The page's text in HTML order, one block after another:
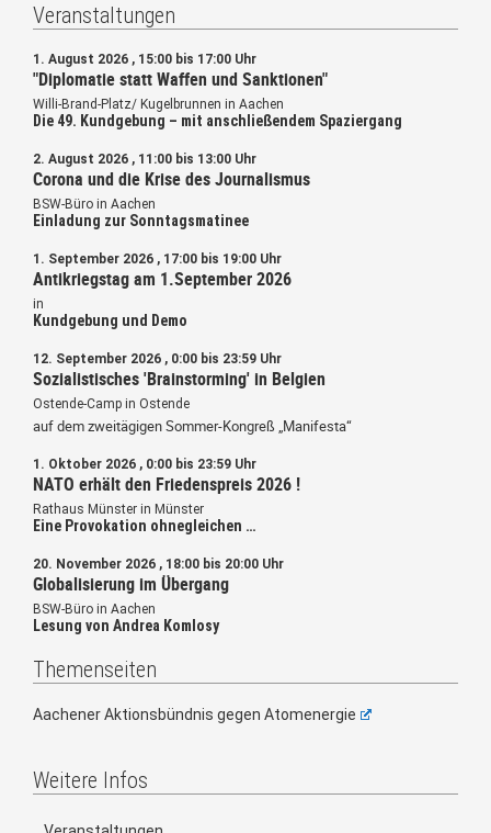
Veranstaltungen
1. August 2026 , 15:00 bis 17:00 Uhr
"Diplomatie statt Waffen und Sanktionen"
Willi-Brand-Platz/ Kugelbrunnen in Aachen
Die 49. Kundgebung – mit anschließendem Spaziergang
2. August 2026 , 11:00 bis 13:00 Uhr
Corona und die Krise des Journalismus
BSW-Büro in Aachen
Einladung zur Sonntagsmatinee
1. September 2026 , 17:00 bis 19:00 Uhr
Antikriegstag am 1.September 2026
in
Kundgebung und Demo
12. September 2026 , 0:00 bis 23:59 Uhr
Sozialistisches 'Brainstorming' in Belgien
Ostende-Camp in Ostende
auf dem zweitägigen Sommer-Kongreß „Manifesta“
1. Oktober 2026 , 0:00 bis 23:59 Uhr
NATO erhält den Friedenspreis 2026 !
Rathaus Münster in Münster
Eine Provokation ohnegleichen …
20. November 2026 , 18:00 bis 20:00 Uhr
Globalisierung im Übergang
BSW-Büro in Aachen
Lesung von Andrea Komlosy
Themenseiten
Aachener Aktionsbündnis gegen Atomenergie
Weitere Infos